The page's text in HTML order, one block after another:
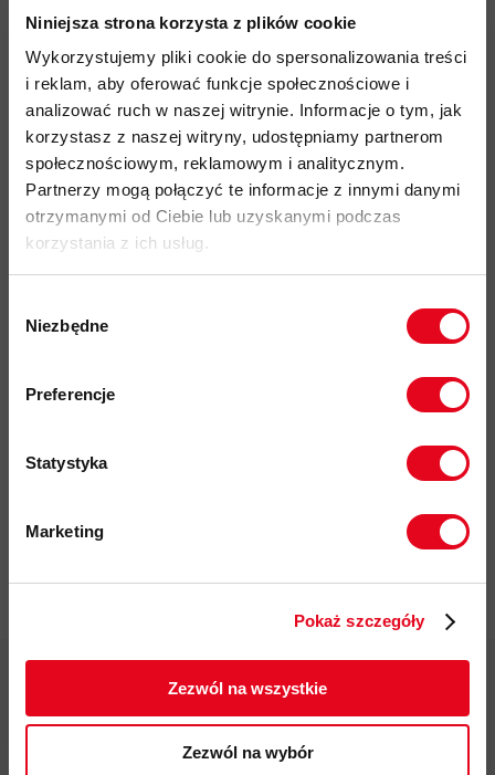
Niniejsza strona korzysta z plików cookie
Wykorzystujemy pliki cookie do spersonalizowania treści
i reklam, aby oferować funkcje społecznościowe i
analizować ruch w naszej witrynie. Informacje o tym, jak
korzystasz z naszej witryny, udostępniamy partnerom
społecznościowym, reklamowym i analitycznym.
Partnerzy mogą połączyć te informacje z innymi danymi
otrzymanymi od Ciebie lub uzyskanymi podczas
korzystania z ich usług.
zgody
Niezbędne
Preferencje
Statystyka
Marketing
Pokaż szczegóły
Zezwól na wszystkie
Zezwól na wybór
Więcej o produkcie
Specyfikacja
Do tego produktu rekomendujemy
Darmowa dostawa od 200 zł
zgodnie z Polityką prywatności.